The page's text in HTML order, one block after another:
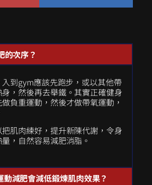
的次序？
到gym應該先跑步，或以其他帶
，然後再去舉鐵。其實正確健身
負重運動，然後才做帶氧運動，
肌肉練好，提升新陳代謝，令身
，自然容易減肥消脂。
動減肥會減低鍛煉肌肉效果？